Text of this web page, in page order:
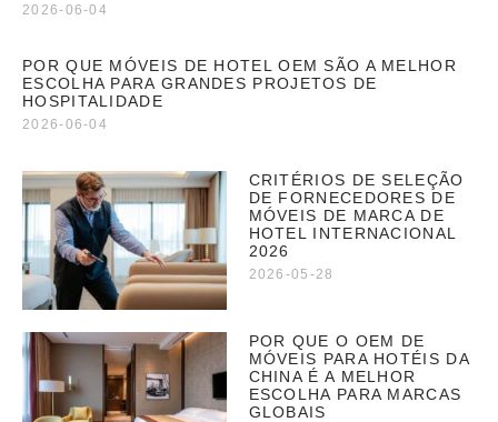
2026-06-04
POR QUE MÓVEIS DE HOTEL OEM SÃO A MELHOR
ESCOLHA PARA GRANDES PROJETOS DE
HOSPITALIDADE
2026-06-04
CRITÉRIOS DE SELEÇÃO
DE FORNECEDORES DE
MÓVEIS DE MARCA DE
HOTEL INTERNACIONAL
2026
2026-05-28
POR QUE O OEM DE
MÓVEIS PARA HOTÉIS DA
CHINA É A MELHOR
ESCOLHA PARA MARCAS
GLOBAIS